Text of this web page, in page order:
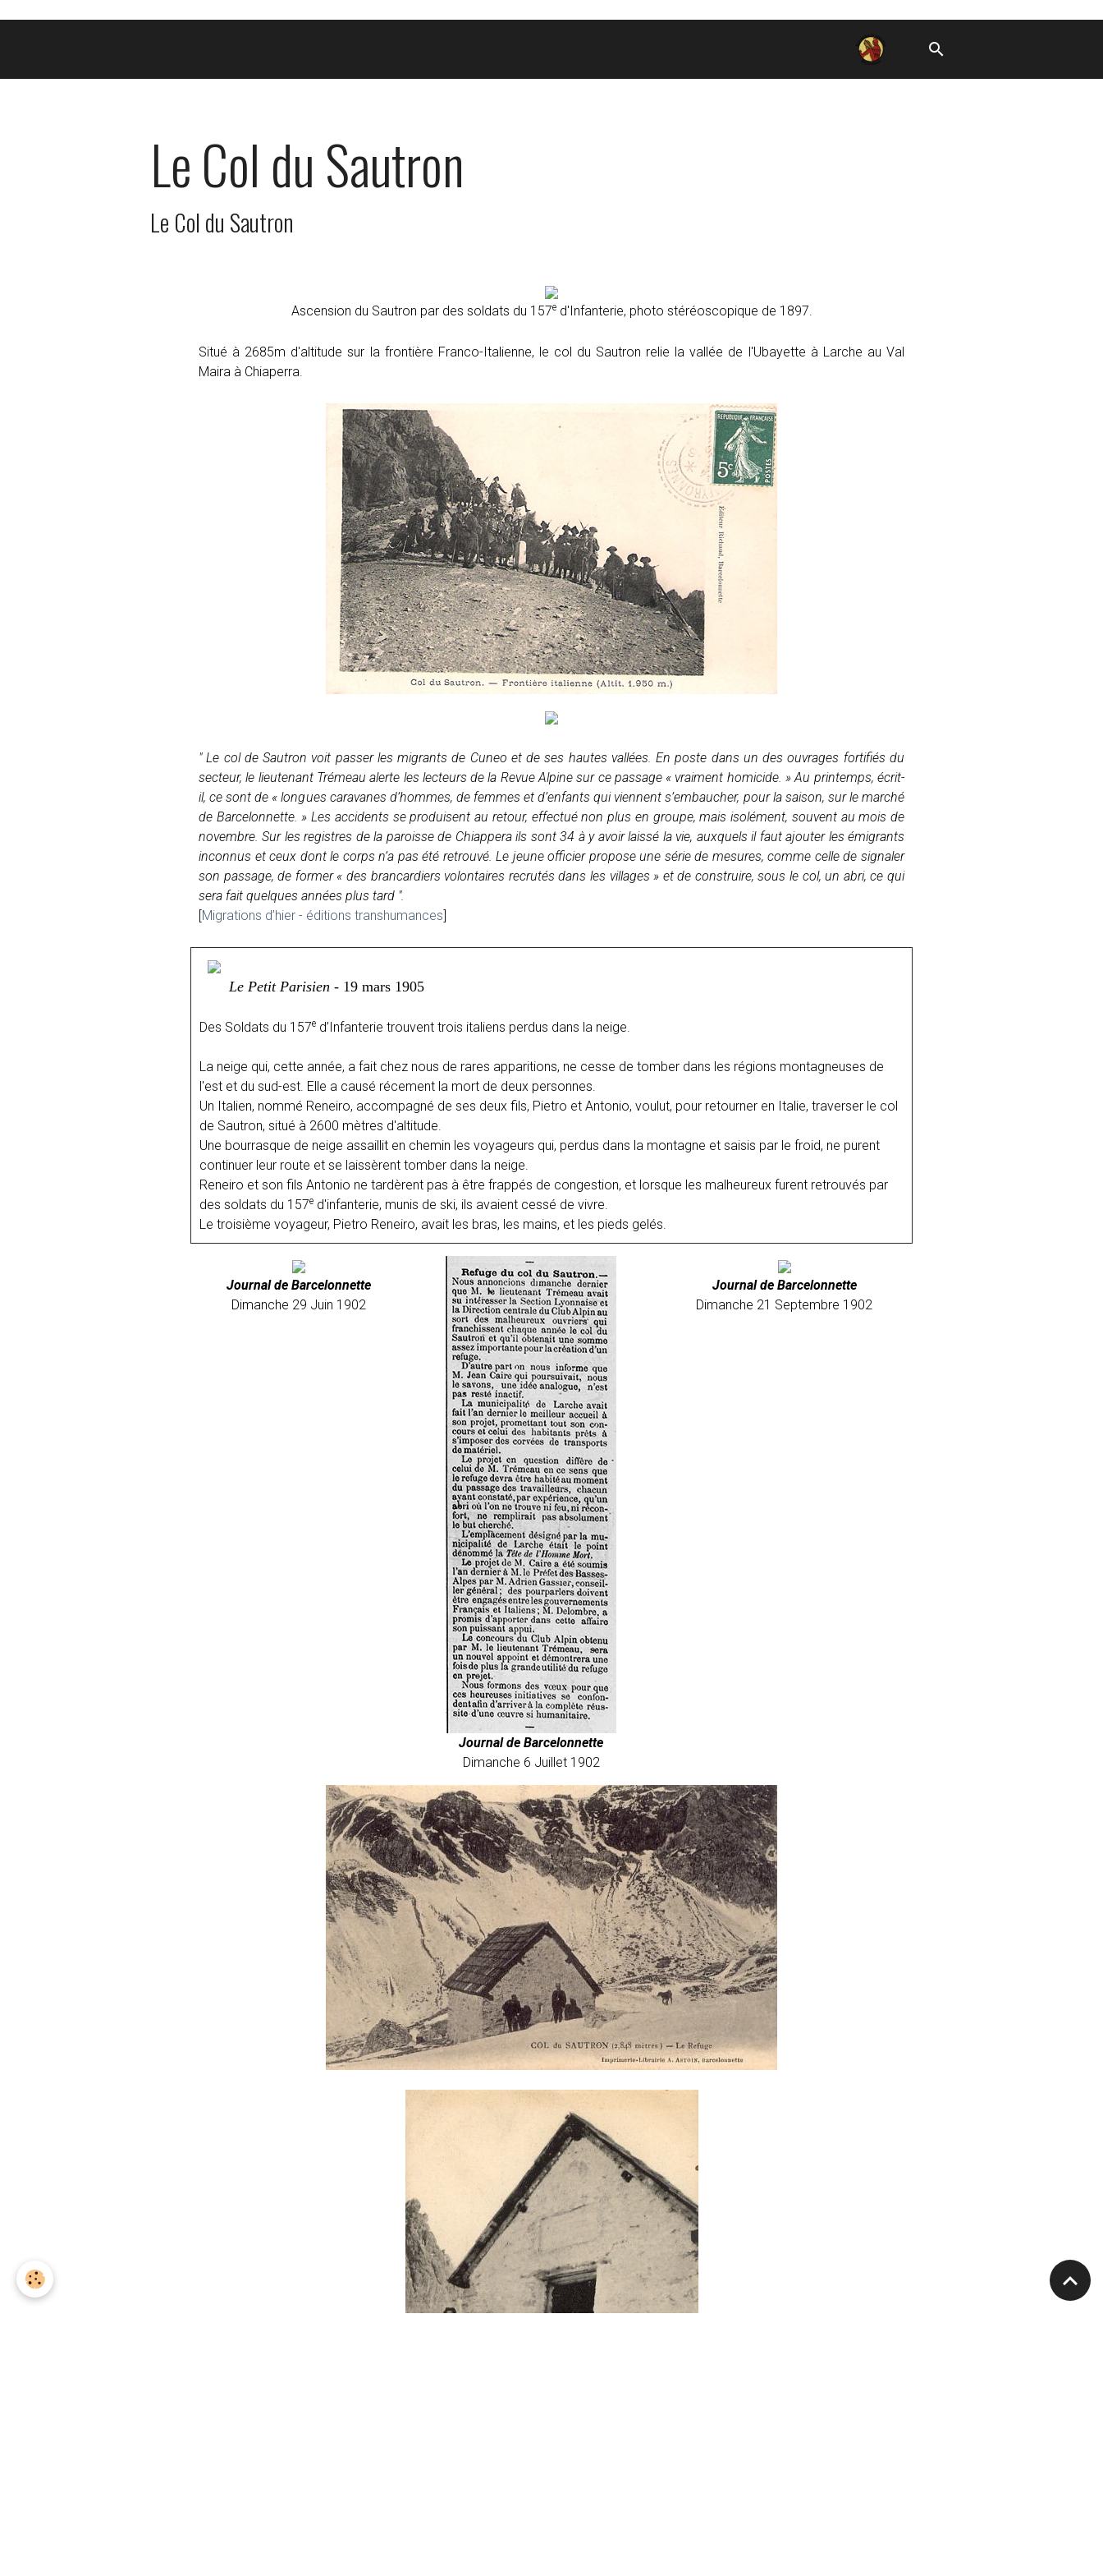
Le Col du Sautron
Le Col du Sautron
Ascension du Sautron par des soldats du 157ed'Infanterie, photo stéréoscopique de 1897.
Situé à 2685m d'altitude sur la frontière Franco-Italienne, le col du Sautron relie la vallée de l'Ubayette à Larche au Val
Maira à Chiaperra.
" Le col de Sautron voit passer les migrants de Cuneo et de ses hautes vallées. En poste dans un des ouvrages fortifiés du
secteur, le lieutenant Trémeau alerte les lecteurs de la Revue Alpine sur ce passage « vraiment homicide. » Au printemps, écrit-
il, ce sont de « longues caravanes d’hommes, de femmes et d’enfants qui viennent s’embaucher, pour la saison, sur le marché
de Barcelonnette. » Les accidents se produisent au retour, effectué non plus en groupe, mais isolément, souvent au mois de
novembre. Sur les registres de la paroisse de Chiappera ils sont 34 à y avoir laissé la vie, auxquels il faut ajouter les émigrants
inconnus et ceux dont le corps n’a pas été retrouvé. Le jeune officier propose une série de mesures, comme celle de signaler
son passage, de former « des brancardiers volontaires recrutés dans les villages » et de construire, sous le col, un abri, ce qui
sera fait quelques années plus tard ".
[Migrations d’hier - éditions transhumances]
Le Petit Parisien - 19 mars 1905
Des Soldats du 157e d’Infanterie trouvent trois italiens perdus dans la neige.
La neige qui, cette année, a fait chez nous de rares apparitions, ne cesse de tomber dans les régions montagneuses de
l'est et du sud-est. Elle a causé récement la mort de deux personnes.
Un Italien, nommé Reneiro, accompagné de ses deux fils, Pietro et Antonio, voulut, pour retourner en Italie, traverser le col
de Sautron, situé à 2600 mètres d'altitude.
Une bourrasque de neige assaillit en chemin les voyageurs qui, perdus dans la montagne et saisis par le froid, ne purent
continuer leur route et se laissèrent tomber dans la neige.
Reneiro et son fils Antonio ne tardèrent pas à être frappés de congestion, et lorsque les malheureux furent retrouvés par
des soldats du 157e d'infanterie, munis de ski, ils avaient cessé de vivre.
Le troisième voyageur, Pietro Reneiro, avait les bras, les mains, et les pieds gelés.
Journal de Barcelonnette
Dimanche 29 Juin 1902
Journal de Barcelonnette
Dimanche 6 Juillet 1902
Journal de Barcelonnette
Dimanche 21 Septembre 1902